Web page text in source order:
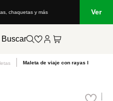
chaquetas y más Ver
Buscar
Maleta de viaje con rayas l